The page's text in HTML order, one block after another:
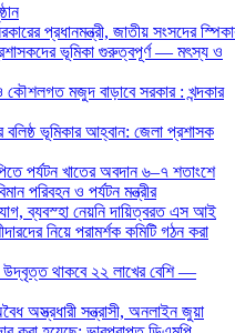
প্রধানমন্ত্রী, জাতীয় সংসদের
ভূমিকা গুরুত্বপূর্ণ — মৎস্য ও
কৌশলগত মজুদ বাড়াবে সরকার : খন্দকার
ভূমিকার আহ্বান: জেলা প্রশাসক
পর্যটন খাতের অবদান ৬–৭ শতাংশে
পরিবহন ও পর্যটন মন্ত্রীর
ব্যবস্হা নেয়নি দায়িত্বরত এস আই
নিয়ে পরামর্শক কমিটি গঠন করা
উদ্বৃত্ত থাকবে ২২ লাখের বেশি —
অস্ত্রধারী সন্ত্রাসী, অনলাইন জুয়া